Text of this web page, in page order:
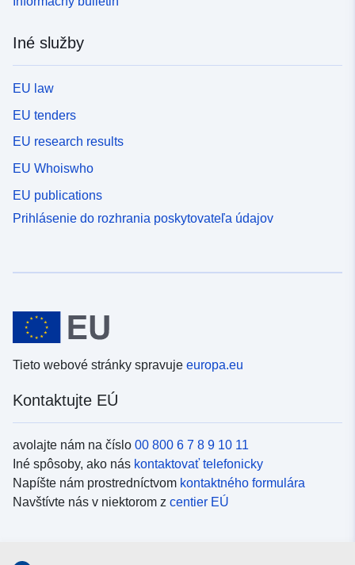
Iné služby
EU law
EU tenders
EU research results
EU Whoiswho
EU publications
Prihlásenie do rozhrania poskytovateľa údajov
Tieto webové stránky spravuje europa.eu
Kontaktujte EÚ
avolajte nám na číslo 00 800 6 7 8 9 10 11
Iné spôsoby, ako nás kontaktovať telefonicky
Napíšte nám prostredníctvom kontaktného formulára
Navštívte nás v niektorom z centier EÚ